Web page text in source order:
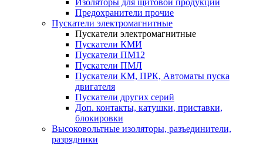
Изоляторы для щитовой продукции
Предохранители прочие
Пускатели электромагнитные
Пускатели электромагнитные
Пускатели КМИ
Пускатели ПМ12
Пускатели ПМЛ
Пускатели КМ, ПРК, Автоматы пуска
двигателя
Пускатели других серий
Доп. контакты, катушки, приставки,
блокировки
Высоковольтные изоляторы, разъединители,
разрядники